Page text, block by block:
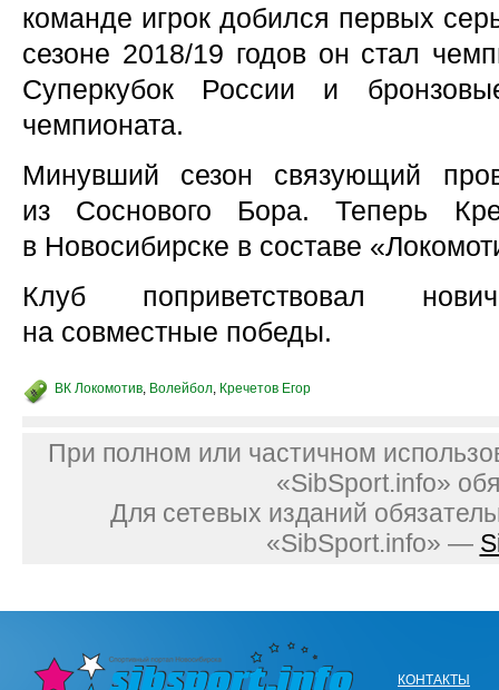
команде игрок добился первых
сезоне 2018/19 годов он стал
Суперкубок России и
чемпионата.
Минувший сезон связующий
из Соснового Бора. Теперь
в Новосибирске в составе
Клуб поприветствовал
на совместные победы.
ВК Локомотив, Волейбол, Кречетов Егор
При полном или частичном
«SibSport.info»
Для сетевых изданий
«SibSport.info» —
КОНТАКТЫ